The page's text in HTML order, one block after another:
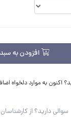
افزودن به سبد
اکنون به موارد دلخواه
سوالی دارید؟ از